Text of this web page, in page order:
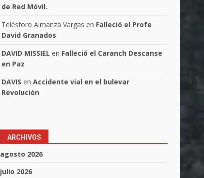
de Red Móvil.
Telésforo Almanza Vargas en Falleció el Profe
David Granados
DAVID MISSIEL en Falleció el Caranch Descanse
en Paz
DAVIS enAccidente vial en el bulevar
Revolución
ARCHIVOS
agosto 2026
julio 2026